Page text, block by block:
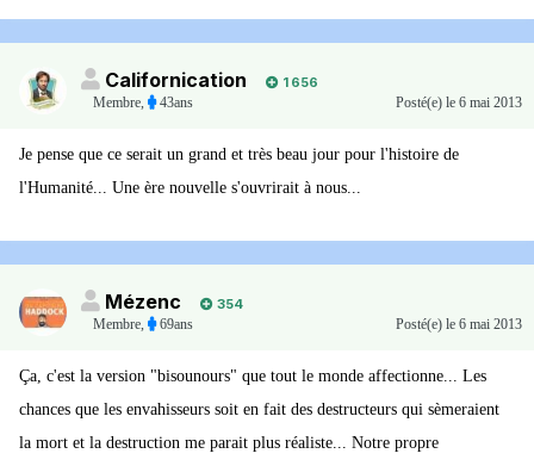
Californication
1 656
Membre, 43ans Posté(e) le 6 mai 2013
Je pense que ce serait un grand et très beau jour pour l'histoire de
l'Humanité... Une ère nouvelle s'ouvrirait à nous...
Mézenc
354
Membre, 69ans Posté(e) le 6 mai 2013
Ça, c'est la version "bisounours" que tout le monde affectionne... Les
chances que les envahisseurs soit en fait des destructeurs qui sèmeraient
la mort et la destruction me parait plus réaliste... Notre propre